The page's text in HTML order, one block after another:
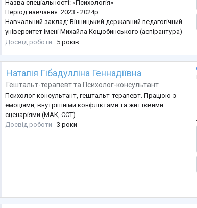
Назва спеціальності: «Психологія»
Період навчання: 2023 - 2024р.
Навчальний заклад: Вінницький державний педагогічний
університет імені Михайла Коцюбинського (аспірантура)
Назва спеціальності: «Психологія»
Період навчання: 2018 – 2024р.
Досвід роботи:
Назва організації: Студія-розвитку «Інтелект», м. Вінниця
Посада: психолог
Період робо...
Досвід роботи 5 років
Наталія Гібадулліна Геннадіївна
Гештальт-терапевтта Психолог-консультант
Психолог-консультант, гештальт-терапевт. Працюю з
емоціями, внутрішніми конфліктами та життєвими
сценаріями (МАК, ССТ).
Досвід роботи
3 роки